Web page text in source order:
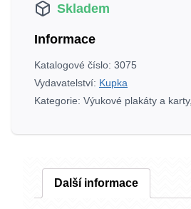
slova
množství
Skladem
Informace
Katalogové číslo: 3075
Vydavatelství: Kupka
Kategorie: Výukové plakáty a karty,
Další informace